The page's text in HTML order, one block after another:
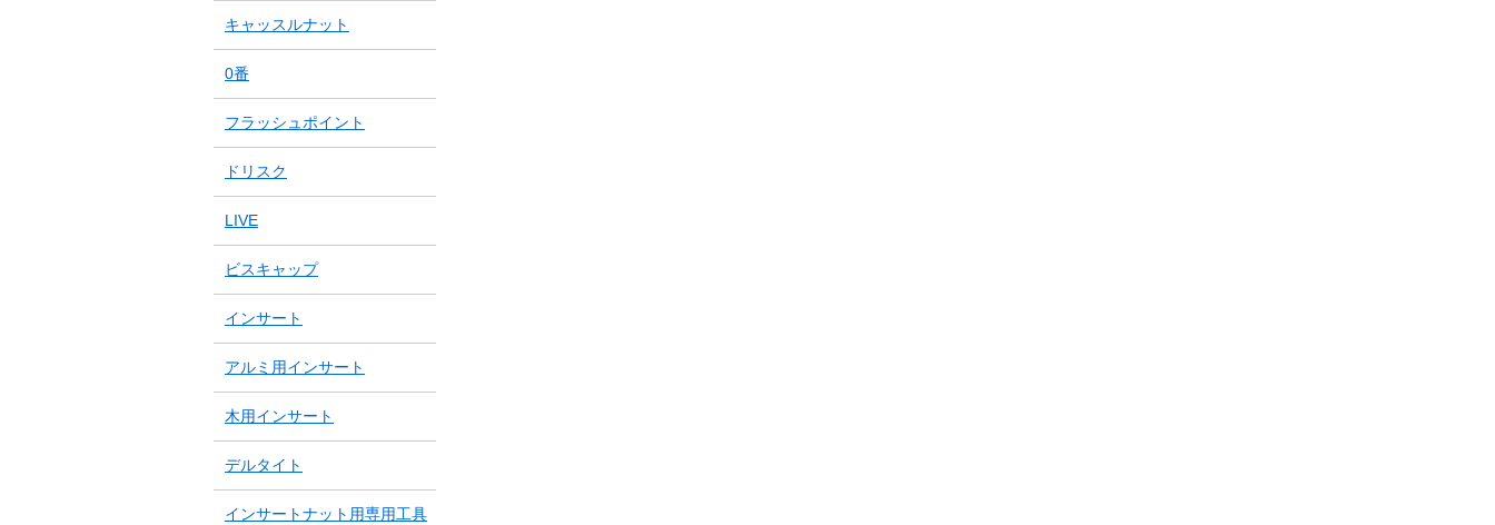
キャッスルナット
0番
フラッシュポイント
ドリスク
LIVE
ビスキャップ
インサート
アルミ用インサート
木用インサート
デルタイト
インサートナット用専用工具